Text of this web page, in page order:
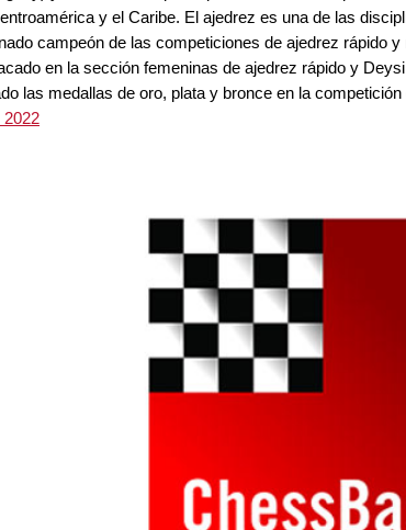
y el Caribe. El ajedrez es una de las
campeón de las competiciones de ajedrez rápido
en la sección femeninas de ajedrez rápido y
las medallas de oro, plata y bronce en la
2022